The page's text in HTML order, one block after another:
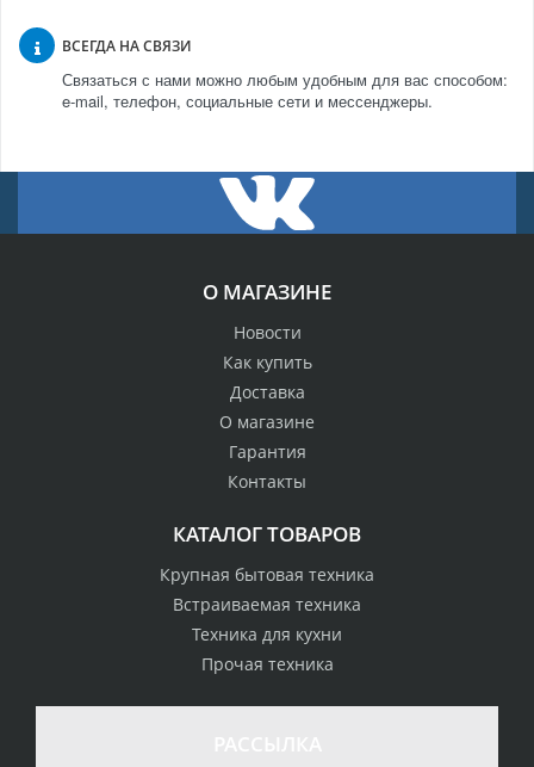
ВСЕГДА НА СВЯЗИ
Связаться с нами можно любым удобным для вас способом:
e-mail, телефон, социальные сети и мессенджеры.
О МАГАЗИНЕ
Новости
Как купить
Доставка
О магазине
Гарантия
Контакты
КАТАЛОГ ТОВАРОВ
Крупная бытовая техника
Встраиваемая техника
Техника для кухни
Прочая техника